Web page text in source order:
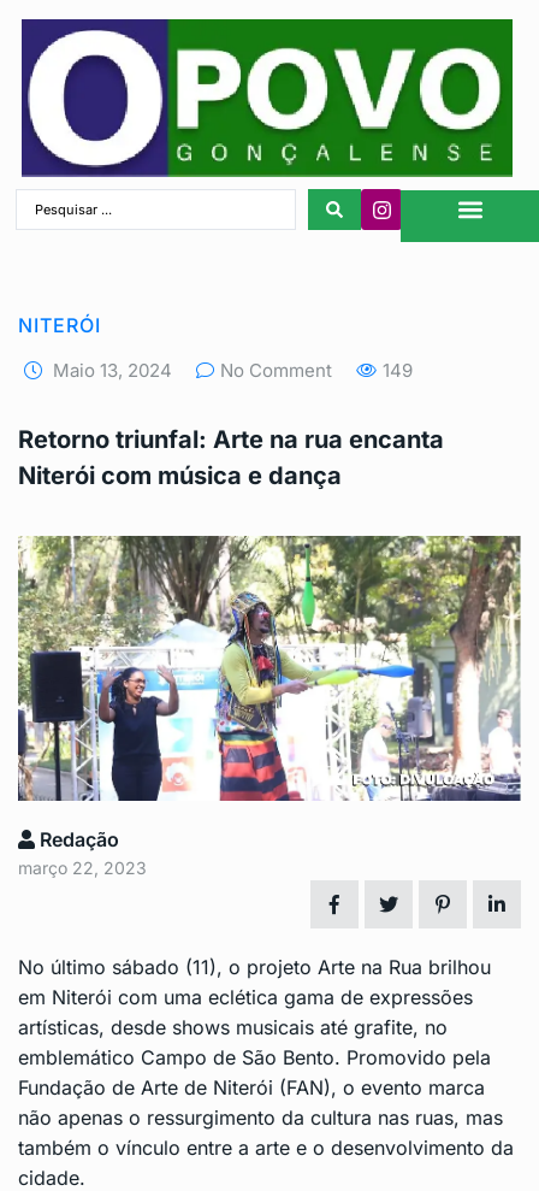
NITERÓI
Maio 13, 2024 No Comment 149
Retorno triunfal: Arte na rua encanta
Niterói com música e dança
Redação
março 22, 2023
No último sábado (11), o projeto Arte na Rua brilhou
em Niterói com uma eclética gama de expressões
artísticas, desde shows musicais até grafite, no
emblemático Campo de São Bento. Promovido pela
Fundação de Arte de Niterói (FAN), o evento marca
não apenas o ressurgimento da cultura nas ruas, mas
também o vínculo entre a arte e o desenvolvimento da
cidade.